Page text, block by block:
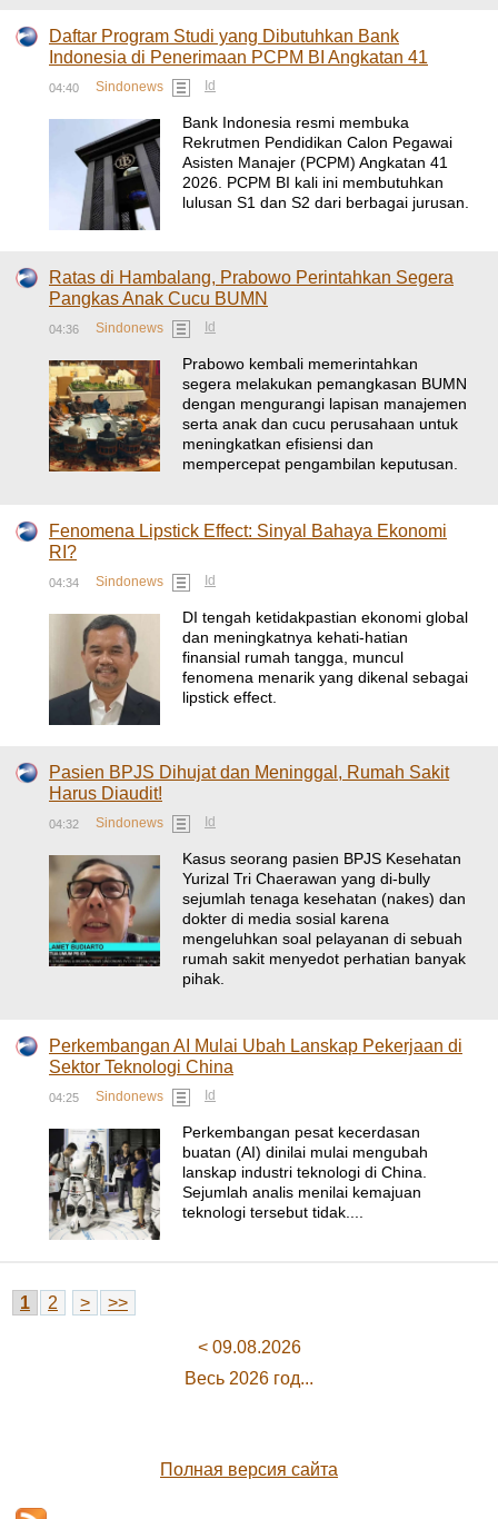
Daftar Program Studi yang Dibutuhkan Bank
Indonesia di Penerimaan PCPM BI Angkatan 41
04:40 Sindonews Id
Bank Indonesia resmi membuka
Rekrutmen Pendidikan Calon Pegawai
Asisten Manajer (PCPM) Angkatan 41
2026. PCPM BI kali ini membutuhkan
lulusan S1 dan S2 dari berbagai jurusan.
Ratas di Hambalang, Prabowo Perintahkan Segera
Pangkas Anak Cucu BUMN
04:36 Sindonews Id
Prabowo kembali memerintahkan
segera melakukan pemangkasan BUMN
dengan mengurangi lapisan manajemen
serta anak dan cucu perusahaan untuk
meningkatkan efisiensi dan
mempercepat pengambilan keputusan.
Fenomena Lipstick Effect: Sinyal Bahaya Ekonomi
RI?
04:34 Sindonews Id
DI tengah ketidakpastian ekonomi global
dan meningkatnya kehati-hatian
finansial rumah tangga, muncul
fenomena menarik yang dikenal sebagai
lipstick effect.
Pasien BPJS Dihujat dan Meninggal, Rumah Sakit
Harus Diaudit!
04:32 Sindonews Id
Kasus seorang pasien BPJS Kesehatan
Yurizal Tri Chaerawan yang di-bully
sejumlah tenaga kesehatan (nakes) dan
dokter di media sosial karena
mengeluhkan soal pelayanan di sebuah
rumah sakit menyedot perhatian banyak
pihak.
Perkembangan AI Mulai Ubah Lanskap Pekerjaan di
Sektor Teknologi China
04:25 Sindonews Id
Perkembangan pesat kecerdasan
buatan (AI) dinilai mulai mengubah
lanskap industri teknologi di China.
Sejumlah analis menilai kemajuan
teknologi tersebut tidak....
1 2 > >>
< 09.08.2026
Весь 2026 год...
Полная версия сайта